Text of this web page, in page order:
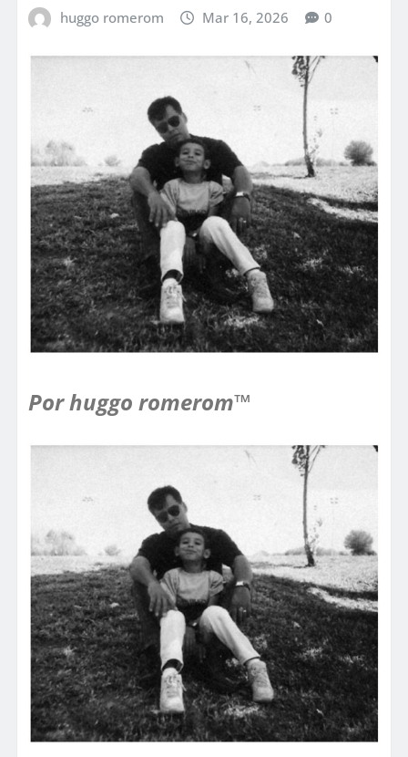
huggo romerom Mar 16, 2026 0
Por huggo romerom™